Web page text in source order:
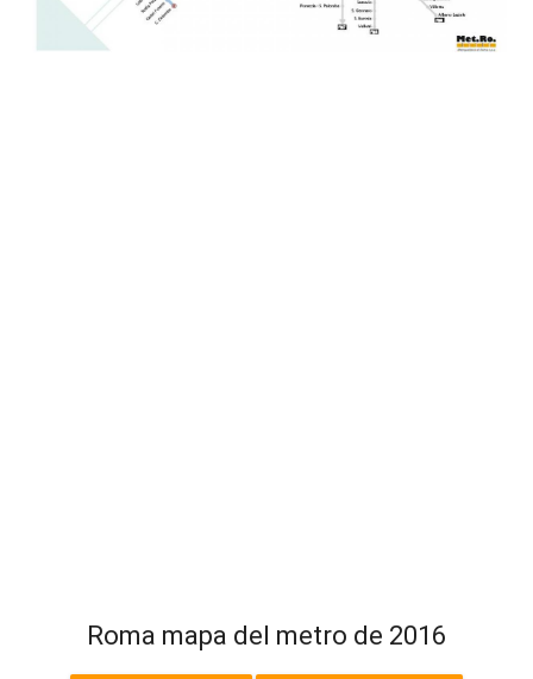
Roma mapa del metro de 2016